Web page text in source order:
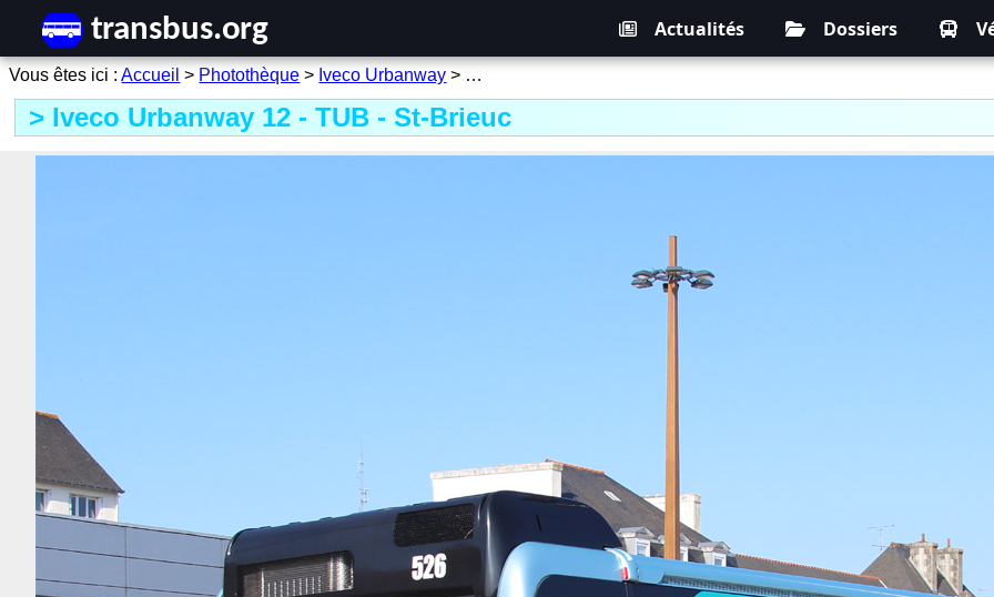
Actualités Dossiers
Accueil > Photothèque > Iveco Urbanway > …
Iveco Urbanway 12 - TUB - St-Brieuc